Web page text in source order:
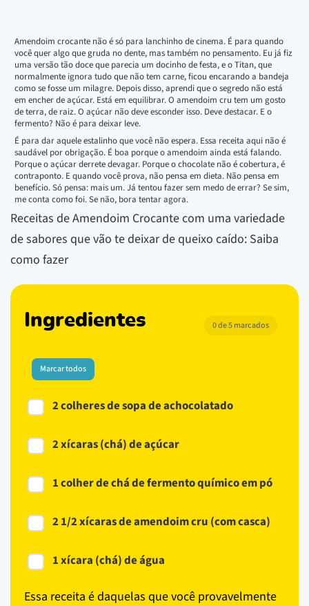
Amendoim crocante não é só para lanchinho de cinema. É para quando
você quer algo que gruda no dente, mas também no pensamento. Eu já fiz
uma versão tão doce que parecia um docinho de festa, e o Titan, que
normalmente ignora tudo que não tem carne, ficou encarando a bandeja
como se fosse um milagre. Depois disso, aprendi que o segredo não está
em encher de açúcar. Está em equilibrar. O amendoim cru tem um gosto
de terra, de raiz. O açúcar não deve esconder isso. Deve destacar. E o
fermento? Não é para deixar leve.
É para dar aquele estalinho que você não espera. Essa receita aqui não é
saudável por obrigação. É boa porque o amendoim ainda está falando.
Porque o açúcar derrete devagar. Porque o chocolate não é cobertura, é
contraponto. E quando você prova, não pensa em dieta. Não pensa em
benefício. Só pensa: mais um. Já tentou fazer sem medo de errar? Se sim,
me conta como foi. Se não, bora tentar agora.
Receitas de Amendoim Crocante com uma variedade
de sabores que vão te deixar de queixo caído: Saiba
como fazer
Ingredientes 0 de 5 marcados
Marcar todos
2 colheres de sopa de achocolatado
2 xícaras (chá) de açúcar
1 colher de chá de fermento químico em pó
2 1/2 xícaras de amendoim cru (com casca)
1 xícara (chá) de água
Essa receita é daquelas que você provavelmente